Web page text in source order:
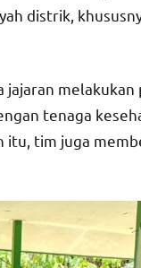
distrik,
tenaga
itu, tim juga